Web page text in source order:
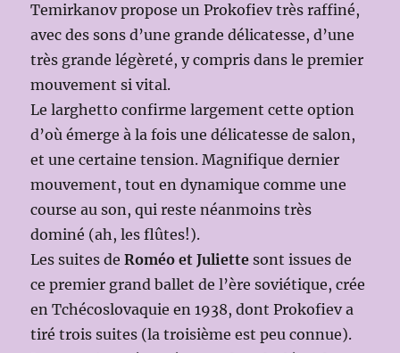
Temirkanov propose un Prokofiev très raffiné,
avec des sons d’une grande délicatesse, d’une
très grande légèreté, y compris dans le premier
mouvement si vital.
Le larghetto confirme largement cette option
d’où émerge à la fois une délicatesse de salon,
et une certaine tension. Magnifique dernier
mouvement, tout en dynamique comme une
course au son, qui reste néanmoins très
dominé (ah, les flûtes!).
Les suites deRoméo et Juliette sont issues de
ce premier grand ballet de l’ère soviétique, crée
en Tchécoslovaquie en 1938, dont Prokofiev a
tiré trois suites (la troisième est peu connue).